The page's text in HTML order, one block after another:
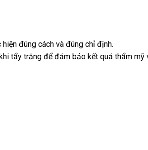
đúng cách và đúng chỉ định.
tẩy trắng để đảm bảo kết quả thẩm mỹ